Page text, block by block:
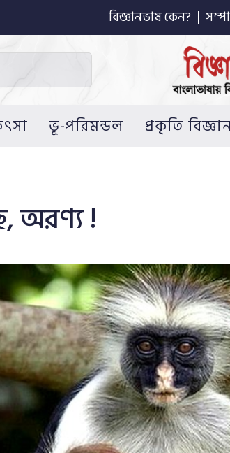
বিজ্ঞানভাষ কেন?
ভূ-পরিমন্ডল প্রকৃতি
অরণ্য !